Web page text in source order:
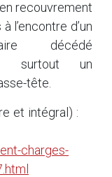
recouvrement
l’encontre d’un
décédé
surtout un
tête.
et intégral) :
charges-